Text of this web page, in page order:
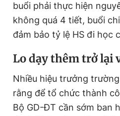
buổi phải thực hiện
không quá 4 tiết, buổi
đảm bảo tỷ lệ HS đi học
Lo dạy thêm trở lại
Nhiều hiệu trưởng
rằng để tổ chức thành
Bộ GD-ĐT cần sớm ban